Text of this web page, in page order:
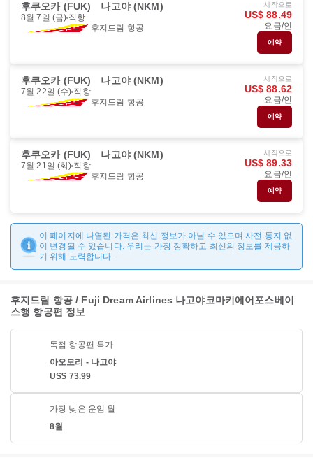
후쿠오카 (FUK) 나고야 (NKM)
8월 7일 (금) 직항
후지드림 항공
시작으로
US$ 88.49
요금/인
예약
후쿠오카 (FUK) 나고야 (NKM)
7월 22일 (수) 직항
후지드림 항공
시작으로
US$ 88.62
요금/인
예약
후쿠오카 (FUK) 나고야 (NKM)
7월 21일 (화) 직항
후지드림 항공
시작으로
US$ 89.33
요금/인
예약
이 페이지에 나열된 가격은 최신 정보가 아닐 수 있으며 사전 통지 없
이 변경될 수 있습니다. 우리는 가장 정확하고 최신의 정보를 제공하
기 위해 노력합니다.
후지드림 항공 / Fuji Dream Airlines 나고야코마키에어포스베이
스행 항공편 정보
독점 항공편 특가
아오모리 - 나고야
US$ 73.99
가장 낮은 운임 월
8월